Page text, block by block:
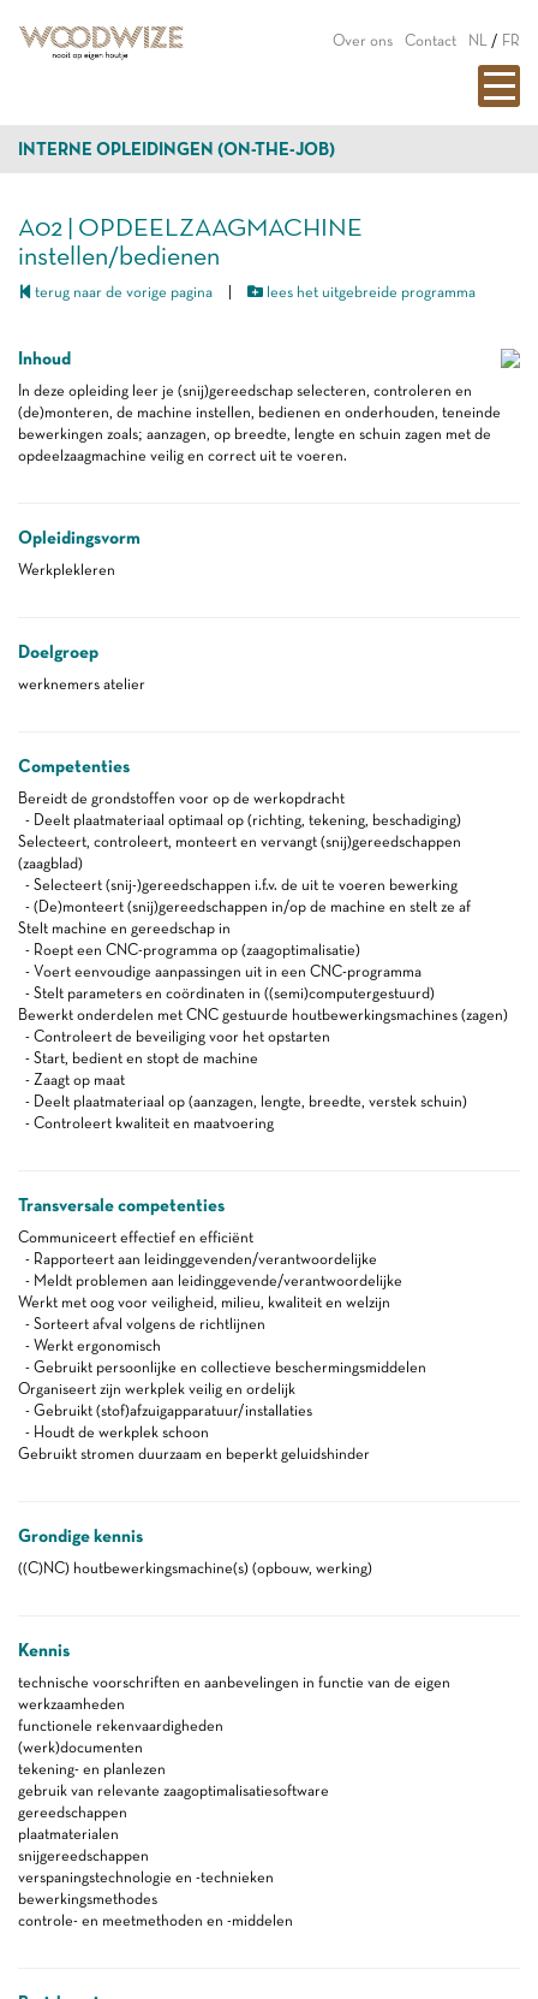
Over ons Contact NL / FR
INTERNE OPLEIDINGEN (ON-THE-JOB)
A02 | OPDEELZAAGMACHINE
instellen/bedienen
terug naar de vorige pagina lees het uitgebreide programma
Inhoud
In deze opleiding leer je (snij)gereedschap selecteren, controleren en
(de)monteren, de machine instellen, bedienen en onderhouden, teneinde
bewerkingen zoals; aanzagen, op breedte, lengte en schuin zagen met de
opdeelzaagmachine veilig en correct uit te voeren.
Opleidingsvorm
Werkplekleren
Doelgroep
werknemers atelier
Competenties
Bereidt de grondstoffen voor op de werkopdracht
- Deelt plaatmateriaal optimaal op (richting, tekening, beschadiging)
Selecteert, controleert, monteert en vervangt (snij)gereedschappen
(zaagblad)
- Selecteert (snij-)gereedschappen i.f.v. de uit te voeren bewerking
- (De)monteert (snij)gereedschappen in/op de machine en stelt ze af
Stelt machine en gereedschap in
- Roept een CNC-programma op (zaagoptimalisatie)
- Voert eenvoudige aanpassingen uit in een CNC-programma
- Stelt parameters en coördinaten in ((semi)computergestuurd)
Bewerkt onderdelen met CNC gestuurde houtbewerkingsmachines (zagen)
- Controleert de beveiliging voor het opstarten
- Start, bedient en stopt de machine
- Zaagt op maat
- Deelt plaatmateriaal op (aanzagen, lengte, breedte, verstek schuin)
- Controleert kwaliteit en maatvoering
Transversale competenties
Communiceert effectief en efficiënt
- Rapporteert aan leidinggevenden/verantwoordelijke
- Meldt problemen aan leidinggevende/verantwoordelijke
Werkt met oog voor veiligheid, milieu, kwaliteit en welzijn
- Sorteert afval volgens de richtlijnen
- Werkt ergonomisch
- Gebruikt persoonlijke en collectieve beschermingsmiddelen
Organiseert zijn werkplek veilig en ordelijk
- Gebruikt (stof)afzuigapparatuur/installaties
- Houdt de werkplek schoon
Gebruikt stromen duurzaam en beperkt geluidshinder
Grondige kennis
((C)NC) houtbewerkingsmachine(s) (opbouw, werking)
Kennis
technische voorschriften en aanbevelingen in functie van de eigen
werkzaamheden
functionele rekenvaardigheden
(werk)documenten
tekening- en planlezen
gebruik van relevante zaagoptimalisatiesoftware
gereedschappen
plaatmaterialen
snijgereedschappen
verspaningstechnologie en -technieken
bewerkingsmethodes
controle- en meetmethoden en -middelen